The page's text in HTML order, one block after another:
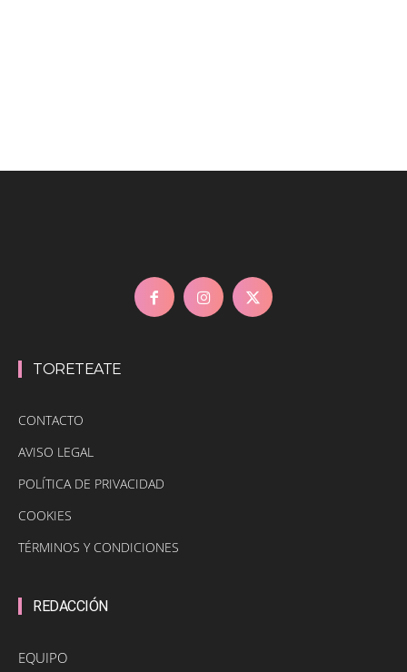
TORETEATE
CONTACTO
AVISO LEGAL
POLÍTICA DE PRIVACIDAD
COOKIES
TÉRMINOS Y CONDICIONES
REDACCIÓN
EQUIPO